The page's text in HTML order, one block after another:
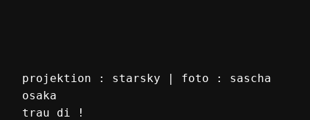
projektion : starsky | foto : sascha
osaka
trau di !